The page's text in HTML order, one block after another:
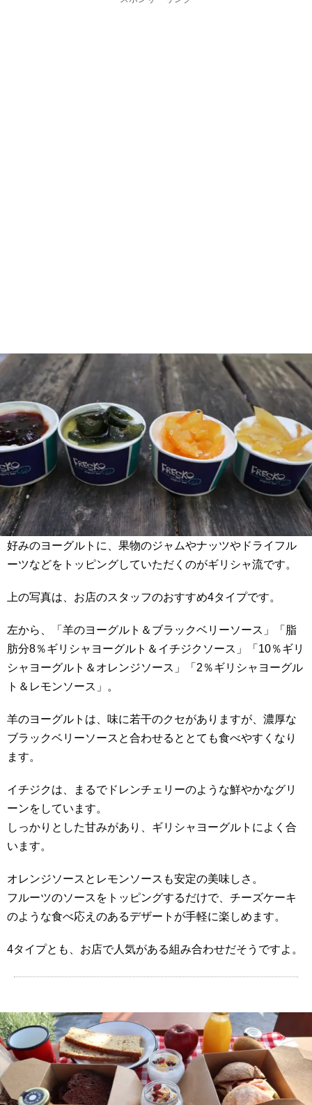
好みのヨーグルトに、果物のジャムやナッツやドライフル
ーツなどをトッピングしていただくのがギリシャ流です。
上の写真は、お店のスタッフのおすすめ4タイプです。
左から、「羊のヨーグルト＆ブラックベリーソース」「脂
肪分8％ギリシャヨーグルト＆イチジクソース」「10％ギリ
シャヨーグルト＆オレンジソース」「2％ギリシャヨーグル
ト＆レモンソース」。
羊のヨーグルトは、味に若干のクセがありますが、濃厚な
ブラックベリーソースと合わせるととても食べやすくなり
ます。
イチジクは、まるでドレンチェリーのような鮮やかなグリ
ーンをしています。
しっかりとした甘みがあり、ギリシャヨーグルトによく合
います。
オレンジソースとレモンソースも安定の美味しさ。
フルーツのソースをトッピングするだけで、チーズケーキ
のような食べ応えのあるデザートが手軽に楽しめます。
4タイプとも、お店で人気がある組み合わせだそうですよ。